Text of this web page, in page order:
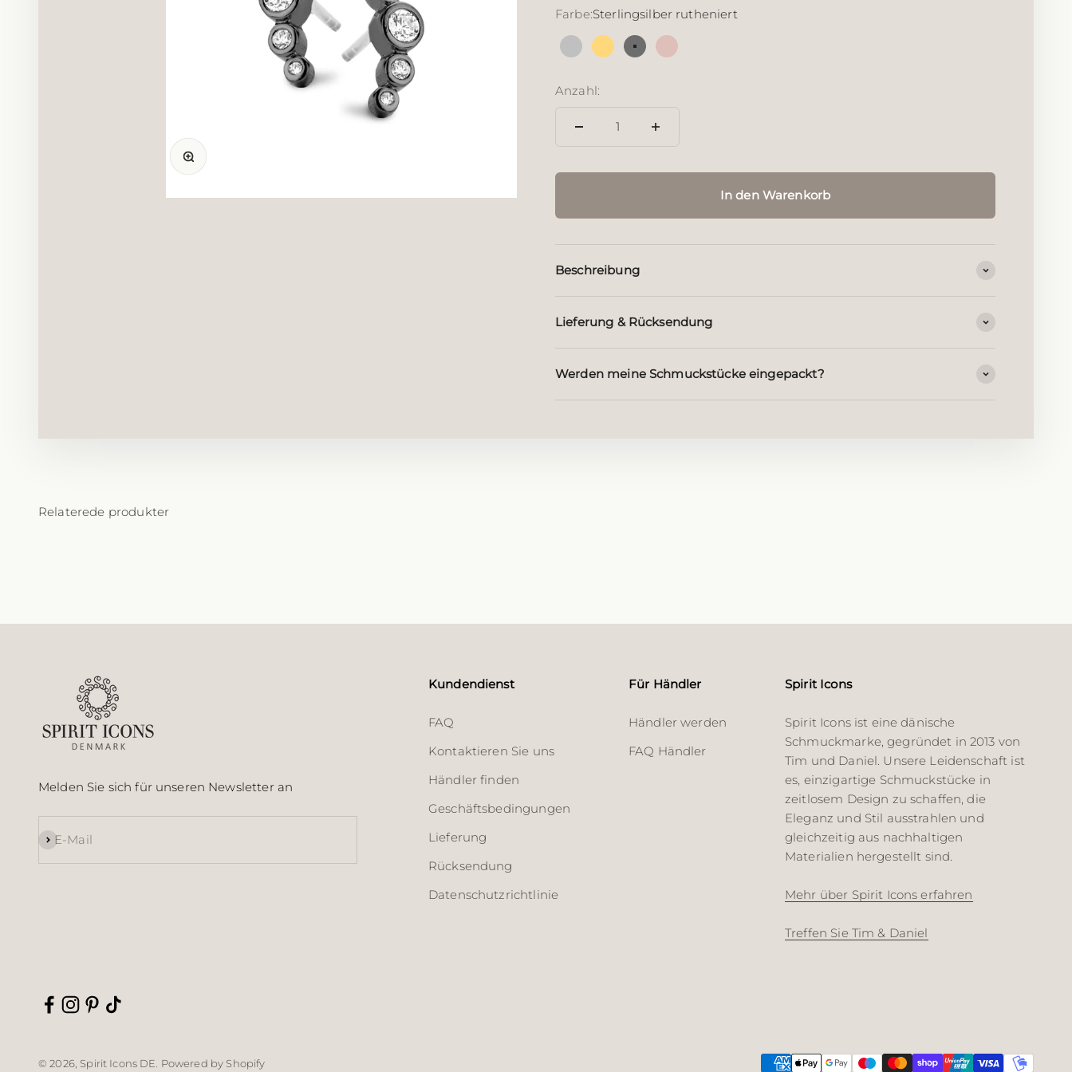
Bild vergrößern
Farbe:Sterlingsilber rutheniert
Silber18 Karat vergoldetes Silber
Sterlingsilber rutheniert
18 Karat rosévergoldet
Anzahl:
In den Warenkorb
Beschreibung
Lieferung & Rücksendung
Werden meine Schmuckstücke eingepackt?
Melden Sie sich für unseren Newsletter an
E-Mail
Abonnieren
Kundendienst
FAQ
Kontaktieren Sie uns
Händler finden
Geschäftsbedingungen
Lieferung
Rücksendung
Datenschutzrichtlinie
Für Händler
Händler werden
FAQ Händler
Spirit Icons
Spirit Icons ist eine dänische
Schmuckmarke, gegründet in 2013 von
Tim und Daniel. Unsere Leidenschaft ist
es, einzigartige Schmuckstücke in
zeitlosem Design zu schaffen, die
Eleganz und Stil ausstrahlen und
gleichzeitig aus nachhaltigen
Materialien hergestellt sind.
Mehr über Spirit Icons erfahren
Treffen Sie Tim & Daniel
© 2026, Spirit Icons DE. Powered by Shopify